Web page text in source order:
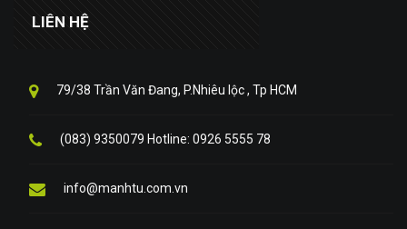
LIÊN HỆ
79/38 Trần Văn Đang, P.Nhiêu lộc , Tp HCM
(083) 9350079 Hotline: 0926 5555 78
info@manhtu.com.vn